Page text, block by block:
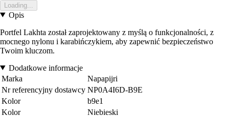
Loading...
Opis
Portfel Lakhta został zaprojektowany z myślą o funkcjonalności, z
mocnego nylonu i karabińczykiem, aby zapewnić bezpieczeństwo
Twoim kluczom.
Dodatkowe informacje
Marka
Napapijri
Nr referencyjny dostawcy NP0A4I6D-B9E
Kolor
b9e1
Kolor
Niebieski